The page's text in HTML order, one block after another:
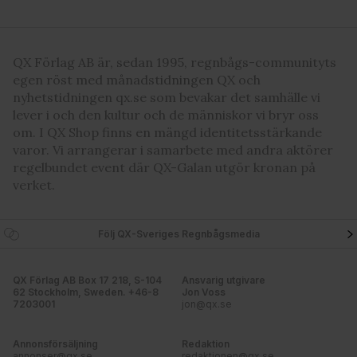
QX Förlag AB är, sedan 1995, regnbågs-communityts
egen röst med månadstidningen QX och
nyhetstidningen qx.se som bevakar det samhälle vi
lever i och den kultur och de människor vi bryr oss
om. I QX Shop finns en mängd identitetsstärkande
varor. Vi arrangerar i samarbete med andra aktörer
regelbundet event där QX-Galan utgör kronan på
verket.
Följ QX-Sveriges Regnbågsmedia
QX Förlag AB Box 17 218, S-104
62 Stockholm, Sweden. +46-8
7203001
Ansvarig utgivare
Jon Voss
jon@qx.se
Annonsförsäljning
Redaktion